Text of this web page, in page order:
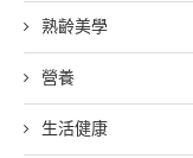
熟齡美學
營養
生活健康